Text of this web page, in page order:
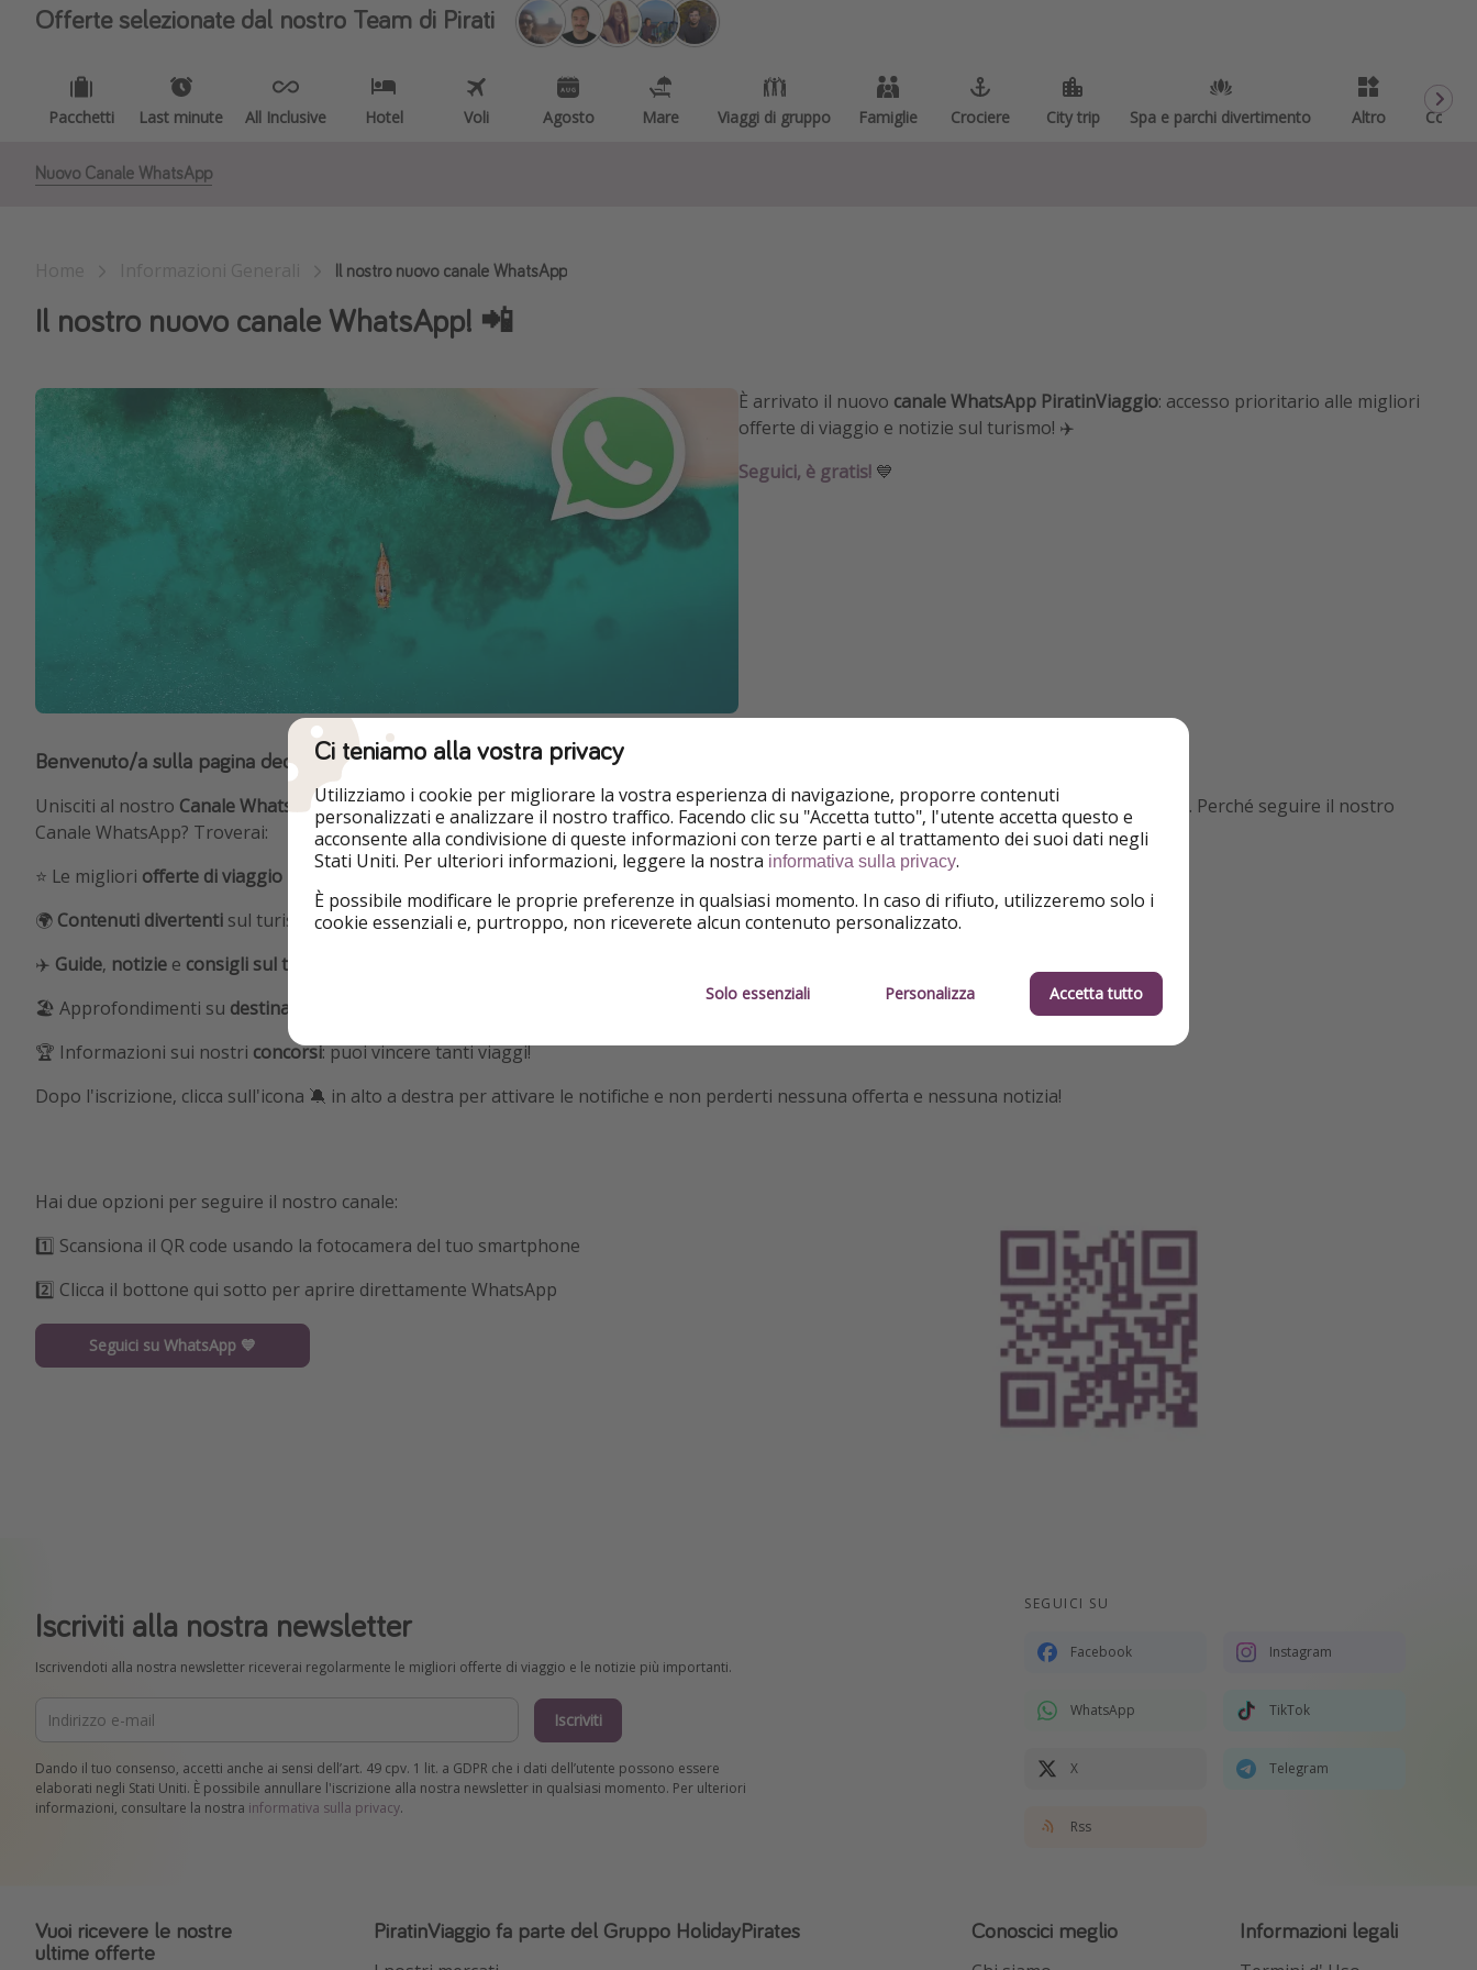
Offerte selezionate dal nostro Team di Pirati
Pacchetti Last minute All Inclusive Hotel Voli Agosto Mare Viaggi di gruppo Famiglie Crociere City trip Spa e parchi divertimento Altro Codici
Nuovo Canale WhatsApp
Il nostro nuovo canale WhatsApp
Il nostro nuovo canale WhatsApp! 📲
È arrivato il nuovo canale WhatsApp PiratinViaggio: accesso prioritario alle migliori
offerte di viaggio e notizie sul turismo! ✈️
Seguici, è gratis! 💙
Benvenuto/a sulla pagina dedicata a chi ama i viaggi! 🌎
Unisciti al nostro Canale WhatsAppe parti per un'avventura incredibile ricca di consigli di viaggio, destinazioni mozzafiato e consigli esclusivi. Perché seguire il nostro
Canale WhatsApp? Troverai:
⭐️ Le migliori offerte di viaggio per tutte le tasche
🌍 Contenuti divertenti sul turismo econsiglidel nostro team di viaggiatori esperti
✈️ Guide, notizie e consigli sul tema vacanze
🏖️ Approfondimenti su destinazioni
🏆 Informazioni sui nostri concorsi: puoi vincere tanti viaggi!
Dopo l'iscrizione, clicca sull'icona 🔕 in alto a destra per attivare le notifiche e non perderti nessuna offerta e nessuna notizia!
Hai due opzioni per seguire il nostro canale:
1️⃣ Scansiona il QR code usando la fotocamera del tuo smartphone
2️⃣ Clicca il bottone qui sotto per aprire direttamente WhatsApp
Seguici su WhatsApp 💙
Iscriviti alla nostra newsletter
Iscrivendoti alla nostra newsletter riceverai regolarmente le migliori offerte di viaggio e le notizie più importanti.
Iscriviti
Dando il tuo consenso, accetti anche ai sensi dell’art. 49 cpv. 1 lit. a GDPR che i dati dell’utente possono essere
elaborati negli Stati Uniti. È possibile annullare l'iscrizione alla nostra newsletter in qualsiasi momento. Per ulteriori
informazioni, consultare la nostra informativa sulla privacy.
SEGUICI SU
Facebook Instagram
WhatsApp TikTok
X Telegram
Rss
Vuoi ricevere le nostre
ultime offerte
PiratinViaggio fa parte del Gruppo HolidayPirates Conoscici meglio Informazioni legali
Ci teniamo alla vostra privacy
Utilizziamo i cookie per migliorare la vostra esperienza di navigazione, proporre contenuti
personalizzati e analizzare il nostro traffico. Facendo clic su "Accetta tutto", l'utente accetta questo e
acconsente alla condivisione di queste informazioni con terze parti e al trattamento dei suoi dati negli
Stati Uniti. Per ulteriori informazioni, leggere la nostra informativa sulla privacy.
È possibile modificare le proprie preferenze in qualsiasi momento. In caso di rifiuto, utilizzeremo solo i
cookie essenziali e, purtroppo, non riceverete alcun contenuto personalizzato.
Solo essenziali Personalizza Accetta tutto